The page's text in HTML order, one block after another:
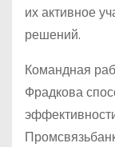
их активное
решений.
Командная
Фрадкова